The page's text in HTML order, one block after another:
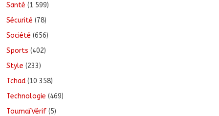
Santé (1 599)
Sécurité (78)
Société (656)
Sports (402)
Style (233)
Tchad (10 358)
Technologie (469)
ToumaïVérif (5)